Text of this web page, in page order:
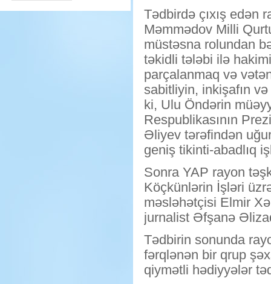
Tədbirdə çıxış edən
Məmmədov Milli
müstəsna rolundan
təkidli tələbi ilə
parçalanmaq və
sabitliyin, inkişafın
ki, Ulu Öndərin
Respublikasının
Əliyev tərəfindən
geniş tikinti-abadlıq
Sonra YAP rayon
Köçkünlərin İşləri
məsləhətçisi Elmir
jurnalist Əfşanə
Tədbirin sonunda
fərqlənən bir qrup
qiymətli hədiyyələr